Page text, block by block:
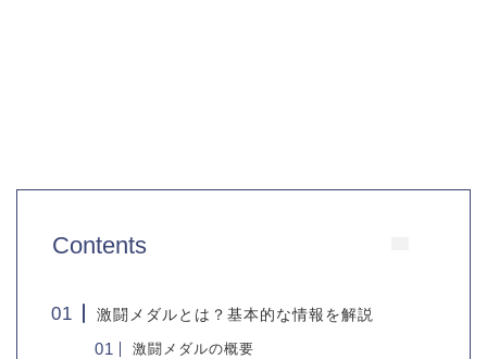
Contents
激闘メダルとは？基本的な情報を解説
激闘メダルの概要